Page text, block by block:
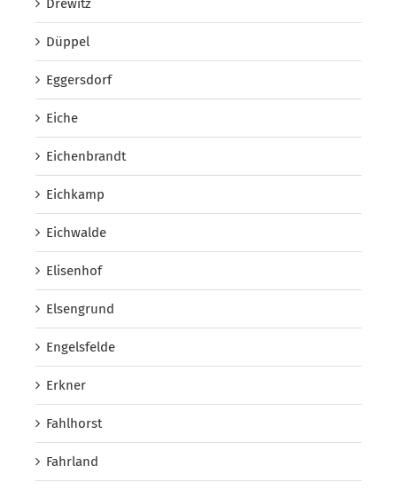
Düppel
Eggersdorf
Eiche
Eichenbrandt
Eichkamp
Eichwalde
Elisenhof
Elsengrund
Engelsfelde
Erkner
Fahlhorst
Fahrland